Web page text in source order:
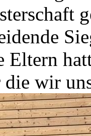
Eltern
wir